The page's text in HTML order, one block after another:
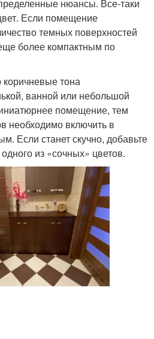
нюансы. Все-таки
Если помещение
темных поверхностей
более компактным по
коричневые тона
ванной или небольшой
помещение, тем
необходимо включить в
Если станет скучно, добавьте
из «сочных» цветов.